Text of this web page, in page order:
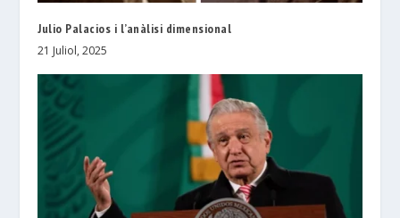
Julio Palacios i l’anàlisi dimensional
21 Juliol, 2025